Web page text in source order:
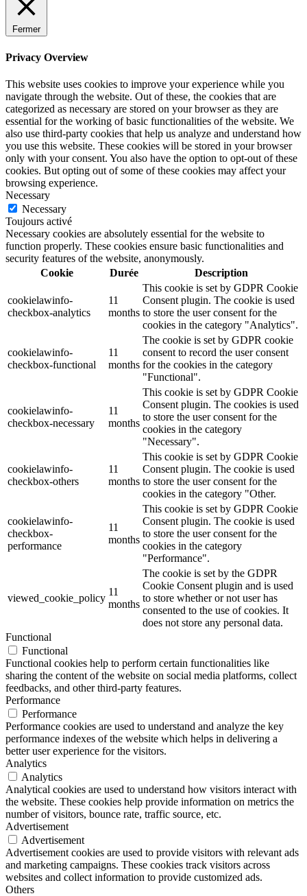
Fermer
Privacy Overview
This website uses cookies to improve your experience while you
navigate through the website. Out of these, the cookies that are
categorized as necessary are stored on your browser as they are
essential for the working of basic functionalities of the website. We
also use third-party cookies that help us analyze and understand how
you use this website. These cookies will be stored in your browser
only with your consent. You also have the option to opt-out of these
cookies. But opting out of some of these cookies may affect your
browsing experience.
Necessary
Necessary
Toujours activé
Necessary cookies are absolutely essential for the website to
function properly. These cookies ensure basic functionalities and
security features of the website, anonymously.
Cookie
Durée Description
cookielawinfo-
checkbox-analytics
11
months
This cookie is set by GDPR Cookie
Consent plugin. The cookie is used
to store the user consent for the
cookies in the category "Analytics".
cookielawinfo-
checkbox-functional
11
months
The cookie is set by GDPR cookie
consent to record the user consent
for the cookies in the category
"Functional".
cookielawinfo-
checkbox-necessary
11
months
This cookie is set by GDPR Cookie
Consent plugin. The cookies is used
to store the user consent for the
cookies in the category
"Necessary".
cookielawinfo-
checkbox-others
11
months
This cookie is set by GDPR Cookie
Consent plugin. The cookie is used
to store the user consent for the
cookies in the category "Other.
cookielawinfo-
checkbox-
performance
11
months
This cookie is set by GDPR Cookie
Consent plugin. The cookie is used
to store the user consent for the
cookies in the category
"Performance".
viewed_cookie_policy
11
months
The cookie is set by the GDPR
Cookie Consent plugin and is used
to store whether or not user has
consented to the use of cookies. It
does not store any personal data.
Functional
Functional
Functional cookies help to perform certain functionalities like
sharing the content of the website on social media platforms, collect
feedbacks, and other third-party features.
Performance
Performance
Performance cookies are used to understand and analyze the key
performance indexes of the website which helps in delivering a
better user experience for the visitors.
Analytics
Analytics
Analytical cookies are used to understand how visitors interact with
the website. These cookies help provide information on metrics the
number of visitors, bounce rate, traffic source, etc.
Advertisement
Advertisement
Advertisement cookies are used to provide visitors with relevant ads
and marketing campaigns. These cookies track visitors across
websites and collect information to provide customized ads.
Others